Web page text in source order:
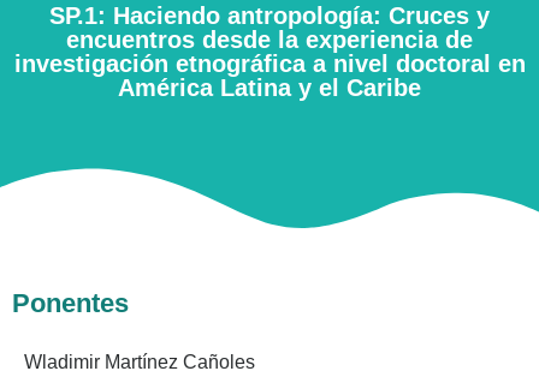
SP.1: Haciendo antropología: Cruces y
encuentros desde la experiencia de
investigación etnográfica a nivel doctoral en
América Latina y el Caribe
Ponentes
Wladimir Martínez Cañoles